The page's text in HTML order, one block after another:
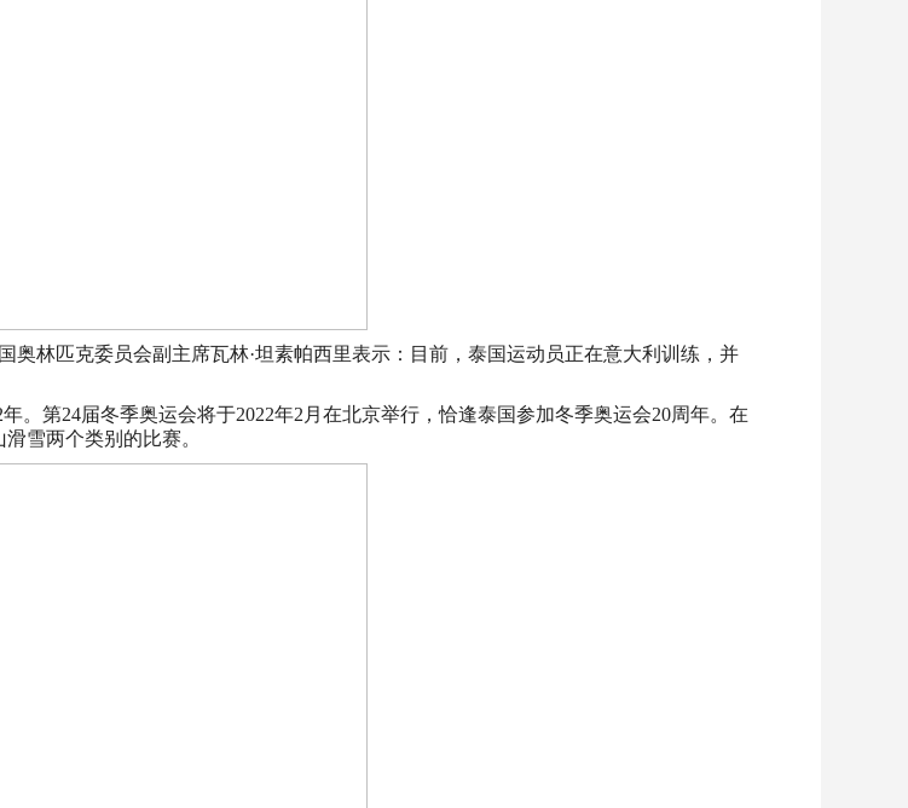
林匹克委员会副主席瓦林·坦素帕西里表示：目前，泰国运动员正在意大利训练，并
。第24届冬季奥运会将于2022年2月在北京举行，恰逢泰国参加冬季奥运会20周年。在
雪两个类别的比赛。